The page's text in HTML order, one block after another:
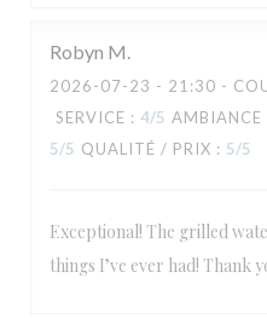
Robyn M
2026-07-23 - 21:30 -
SERVICE : 4/5 AMBIANCE
5/5 QUALITÉ / PRIX : 5/5
Exceptional! The grilled
things I’ve ever had! Thank